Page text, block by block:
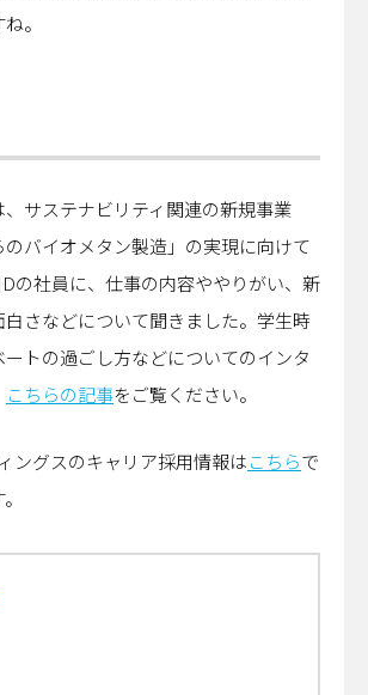
。
サステナビリティ関連の新規事業
のバイオメタン製造」の実現に向けて
の社員に、仕事の内容ややりがい、新
さなどについて聞きました。学生時
トの過ごし方などについてのインタ
こちらの記事をご覧ください。
ングスのキャリア採用情報はこちらで